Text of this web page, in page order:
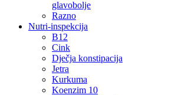
glavobolje
Razno
Nutri-inspekcija
B12
Cink
Dječja konstipacija
Jetra
Kurkuma
Koenzim 10